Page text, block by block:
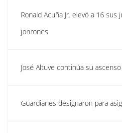
Ronald Acuña Jr. elevó a 16
jonrones
José Altuve continúa su
Guardianes designaron para